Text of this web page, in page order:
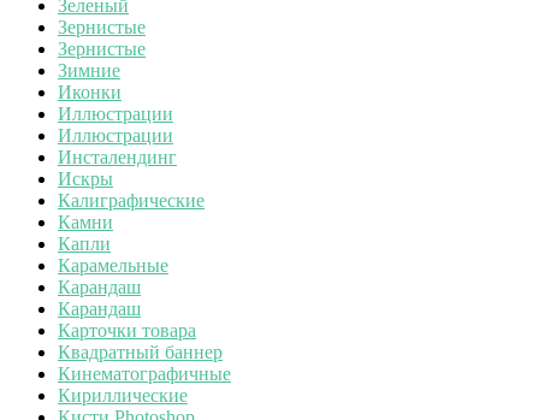
Зеленый
Зернистые
Зернистые
Зимние
Иконки
Иллюстрации
Иллюстрации
Инсталендинг
Искры
Калиграфические
Камни
Капли
Карамельные
Карандаш
Карандаш
Карточки товара
Квадратный баннер
Кинематографичные
Кириллические